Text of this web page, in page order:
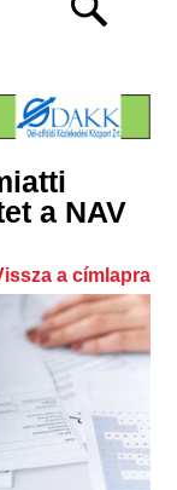
a NAV
a címlapra